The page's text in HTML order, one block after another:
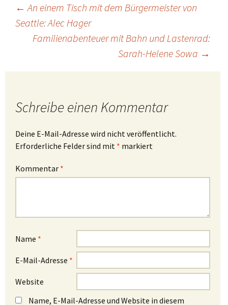
Beitragsnavigation
← An einem Tisch mit dem Bürgermeister von
Seattle: Alec Hager
Familienabenteuer mit Bahn und Lastenrad:
Sarah-Helene Sowa →
Schreibe einen Kommentar
Deine E-Mail-Adresse wird nicht veröffentlicht.
Erforderliche Felder sind mit * markiert
Kommentar *
Name *
E-Mail-Adresse *
Website
Name, E-Mail-Adresse und Website in diesem